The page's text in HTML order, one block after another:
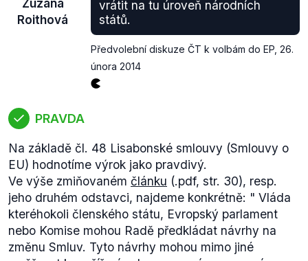
výboru pro evropské záležitosti (VEZ), se
dlouhodobě zabývá tematikou evropské unie, vedle
funkce předsedy VEZ byl například již dříve jako
členem Výboru regionů.
V rámci svého nynějšího působení se osobně
setkání
schůzky
národních parlamentů členských a kandidátských
COSAC neboEvropského parlamentního týdnev
Bruselu.
Zuzana
Roithová
vrátit na tu úroveň národních
států.
Předvolební diskuze ČT k volbám do EP 26.
února 2014
PRAVDA
Na základě čl. 48 Lisabonské smlouvy (Smlouvy o
EU) hodnotíme výrok jako pravdivý.
Ve výše zmiňovaném článku (.pdf, str. 30), resp.
jeho druhém odstavci, najdeme konkrétně: " Vláda
kteréhokoli členského státu, Evropský parlament
nebo Komise mohou Radě předkládat návrhy na
změnu Smluv. Tyto návrhy mohou mimo jiné